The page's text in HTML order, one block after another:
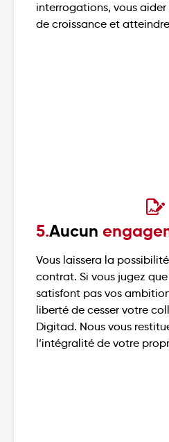
interrogations, vous
de croissance et
5.Aucun
Vous laissera la
contrat. Si vous jugez
satisfont pas vos
liberté de cesser votre
Digitad. Nous vous
l’intégralité de votre